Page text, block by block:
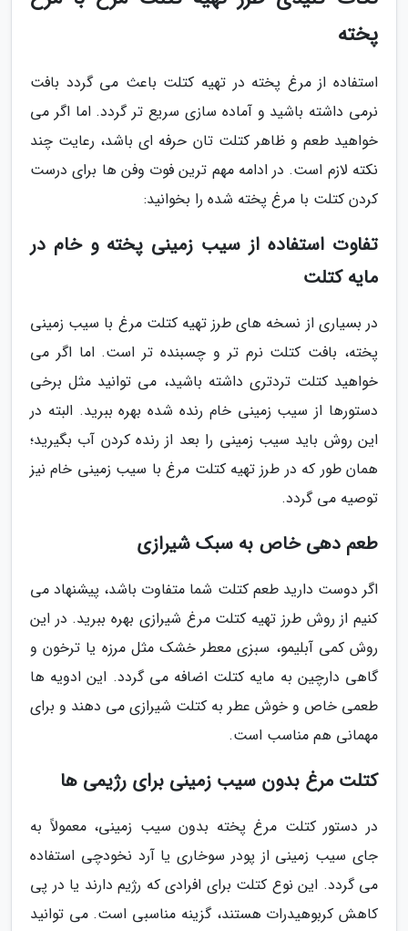
پخته
استفاده از مرغ پخته در تهیه کتلت باعث می گردد بافت
نرمی داشته باشید و آماده سازی سریع تر گردد. اما اگر می
خواهید طعم و ظاهر کتلت تان حرفه ای باشد، رعایت چند
نکته لازم است. در ادامه مهم ترین فوت وفن ها برای درست
کردن کتلت با مرغ پخته شده را بخوانید:
تفاوت استفاده از سیب زمینی پخته و خام در
مایه کتلت
در بسیاری از نسخه های طرز تهیه کتلت مرغ با سیب زمینی
پخته، بافت کتلت نرم تر و چسبنده تر است. اما اگر می
خواهید کتلت تردتری داشته باشید، می توانید مثل برخی
دستورها از سیب زمینی خام رنده شده بهره ببرید. البته در
این روش باید سیب زمینی را بعد از رنده کردن آب بگیرید؛
همان طور که در طرز تهیه کتلت مرغ با سیب زمینی خام نیز
توصیه می گردد.
طعم دهی خاص به سبک شیرازی
اگر دوست دارید طعم کتلت شما متفاوت باشد، پیشنهاد می
کنیم از روش طرز تهیه کتلت مرغ شیرازی بهره ببرید. در این
روش کمی آبلیمو، سبزی معطر خشک مثل مرزه یا ترخون و
گاهی دارچین به مایه کتلت اضافه می گردد. این ادویه ها
طعمی خاص و خوش عطر به کتلت شیرازی می دهند و برای
مهمانی هم مناسب است.
کتلت مرغ بدون سیب زمینی برای رژیمی ها
در دستور کتلت مرغ پخته بدون سیب زمینی، معمولاً به
جای سیب زمینی از پودر سوخاری یا آرد نخودچی استفاده
می گردد. این نوع کتلت برای افرادی که رژیم دارند یا در پی
کاهش کربوهیدرات هستند، گزینه مناسبی است. می توانید